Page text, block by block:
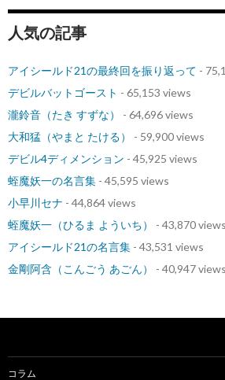
人気の記事
アイシールド21の最終回を振り返って -
デビルバットゴースト - 65,153 views
瀧鈴音（たき すずな）
- 64,696 views
大和猛（やまと たける）
- 59,900 views
デビル4ディメンション - 45,925 views
蛭魔妖一の名言集 - 45,595 views
小早川セナ - 44,864 views
蛭魔妖一（ひるま よういち）
- 43,870 views
アイシールド21の名言集 - 43,531 views
金剛阿含（こんごう あごん）
- 40,947 views
コラム